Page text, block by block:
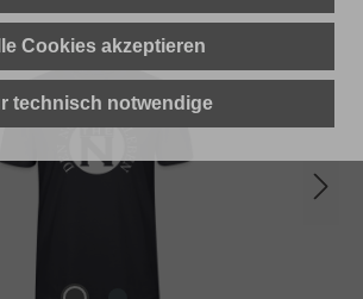
Cookies akzeptieren
technisch notwendige